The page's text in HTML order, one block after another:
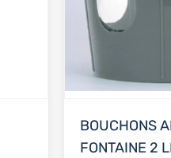
BOUCHONS
FONTAINE 2